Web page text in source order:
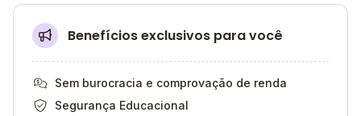
Benefícios exclusivos para você
Sem burocracia e comprovação de renda
Segurança Educacional